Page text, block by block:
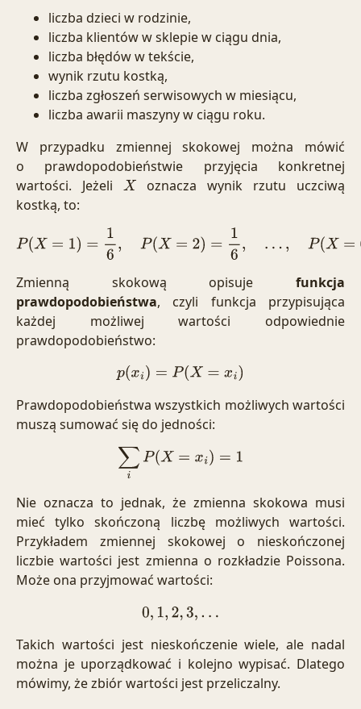
liczba dzieci w rodzinie,
liczba klientów w sklepie w ciągu dnia,
liczba błędów w tekście,
wynik rzutu kostką,
liczba zgłoszeń serwisowych w miesiącu,
liczba awarii maszyny w ciągu roku.
W przypadku zmiennej skokowej można mówić
o prawdopodobieństwie przyjęcia konkretnej
wartości. Jeżeli X
oznacza wynik rzutu uczciwą
kostką, to:
=1 ,P(X=2 16, (X
Zmienną skokową opisuje funkcja
prawdopodobieństwa, czyli funkcja przypisująca
każdej możliwej wartości odpowiednie
prawdopodobieństwo:
p xi) =P(X= xi)
Prawdopodobieństwa wszystkich możliwych wartości
muszą sumować się do jedności:
∑iP(X =x )=1
Nie oznacza to jednak, że zmienna skokowa musi
mieć tylko skończoną liczbę możliwych wartości.
Przykładem zmiennej skokowej o nieskończonej
liczbie wartości jest zmienna o rozkładzie Poissona.
Może ona przyjmować wartości:
0,1,2,3,…
Takich wartości jest nieskończenie wiele, ale nadal
można je uporządkować i kolejno wypisać. Dlatego
mówimy, że zbiór wartości jest przeliczalny.